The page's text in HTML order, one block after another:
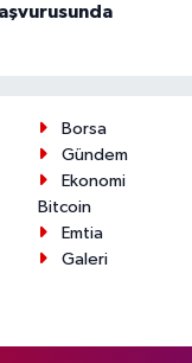
Borsa
Gündem
Ekonomi
Bitcoin
Emtia
Galeri